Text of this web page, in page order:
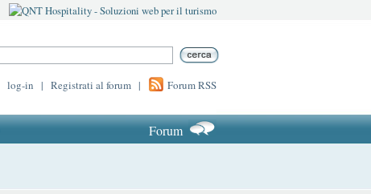
log-in | Registrati al forum | Forum RSS
Forum